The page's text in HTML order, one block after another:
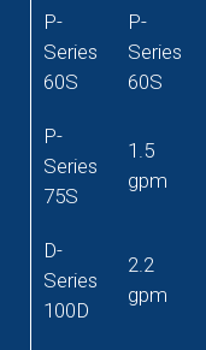
P-
Series
60S
P-
Series
60S
P-
Series
75S
1.5
gpm
D-
Series
100D
2.2
gpm